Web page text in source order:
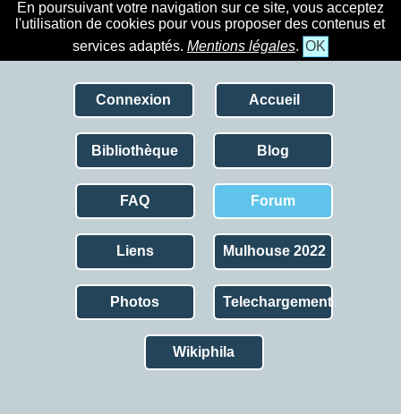
En poursuivant votre navigation sur ce site, vous acceptez
l'utilisation de cookies pour vous proposer des contenus et
services adaptés. Mentions légales. OK
Connexion Accueil
Bibliothèque Blog
FAQ Forum
Liens Mulhouse 2022
Photos Telechargement
Wikiphila